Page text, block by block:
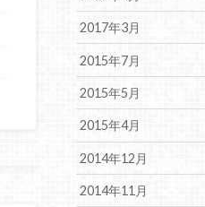
2017年3月
2015年7月
2015年5月
2015年4月
2014年12月
2014年11月